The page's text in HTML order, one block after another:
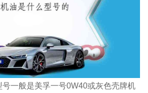
一般是美孚一号0W40或灰色壳牌机